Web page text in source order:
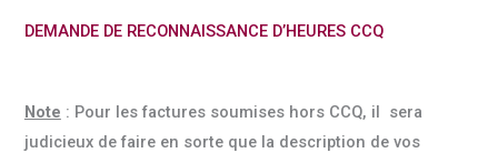
DEMANDE DE RECONNAISSANCE D’HEURES CCQ
Note : Pour les factures soumises hors CCQ, il sera
judicieux de faire en sorte que la description de vos